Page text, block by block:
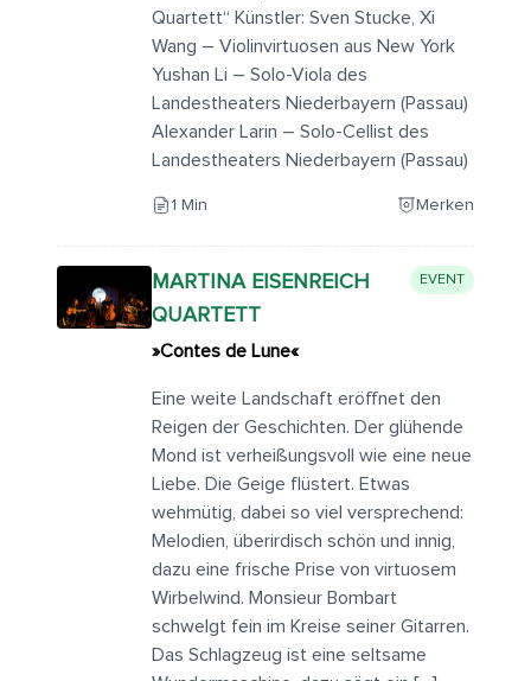
Quartett“ Künstler: Sven Stucke, Xi
Wang – Violinvirtuosen aus New York
Yushan Li – Solo-Viola des
Landestheaters Niederbayern (Passau)
Alexander Larin – Solo-Cellist des
Landestheaters Niederbayern (Passau)
1 Min Merken
MARTINA EISENREICH
QUARTETT
EVENT
»Contes de Lune«
Eine weite Landschaft eröffnet den
Reigen der Geschichten. Der glühende
Mond ist verheißungsvoll wie eine neue
Liebe. Die Geige flüstert. Etwas
wehmütig, dabei so viel versprechend:
Melodien, überirdisch schön und innig,
dazu eine frische Prise von virtuosem
Wirbelwind. Monsieur Bombart
schwelgt fein im Kreise seiner Gitarren.
Das Schlagzeug ist eine seltsame